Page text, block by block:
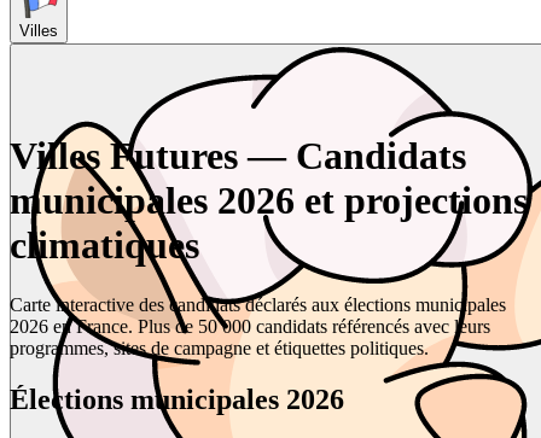
Villes
Villes Futures — Candidats
municipales 2026 et projections
climatiques
Carte interactive des candidats déclarés aux élections municipales
2026 en France. Plus de 50 000 candidats référencés avec leurs
programmes, sites de campagne et étiquettes politiques.
Élections municipales 2026